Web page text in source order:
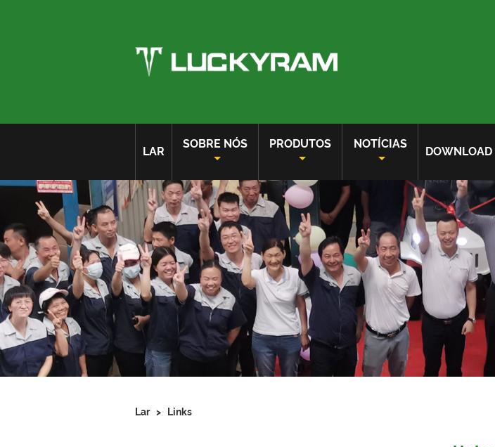
LAR
SOBRE NÓS PRODUTOS NOTÍCIAS
DOWNLOAD
Lar > Links